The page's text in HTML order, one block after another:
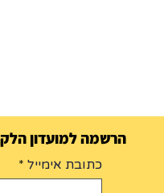
הרשמה למועדון
כתובת אימייל